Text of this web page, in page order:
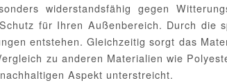
widerstandsfähig gegen
für Ihren Außenbereich. Durch die
entstehen. Gleichzeitig sorgt das
zu anderen Materialien wie
Aspekt unterstreicht.